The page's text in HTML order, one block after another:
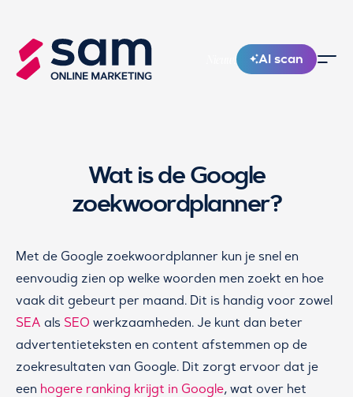
Nieuw! AI scan
Wat is de Google
zoekwoordplanner?
Met de Google zoekwoordplanner kun je snel en
eenvoudig zien op welke woorden men zoekt en hoe
vaak dit gebeurt per maand. Dit is handig voor zowel
SEA als SEO werkzaamheden. Je kunt dan beter
advertentieteksten en content afstemmen op de
zoekresultaten van Google. Dit zorgt ervoor dat je
een hogere ranking krijgt in Google, wat over het